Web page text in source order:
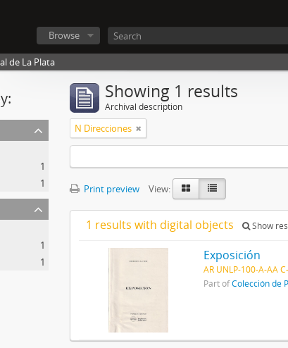
Browse
de La Plata
1
1
1
1
Showing 1 results
Archival description
N Direcciones
Print preview View:
1 results with digital objects Show
Exposición
AR UNLP-100-A-AA
Part ofColección de